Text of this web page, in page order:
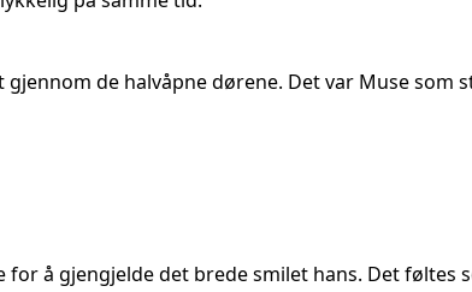
de halvåpne dørene. Det var Muse som
å gjengjelde det brede smilet hans. Det føltes